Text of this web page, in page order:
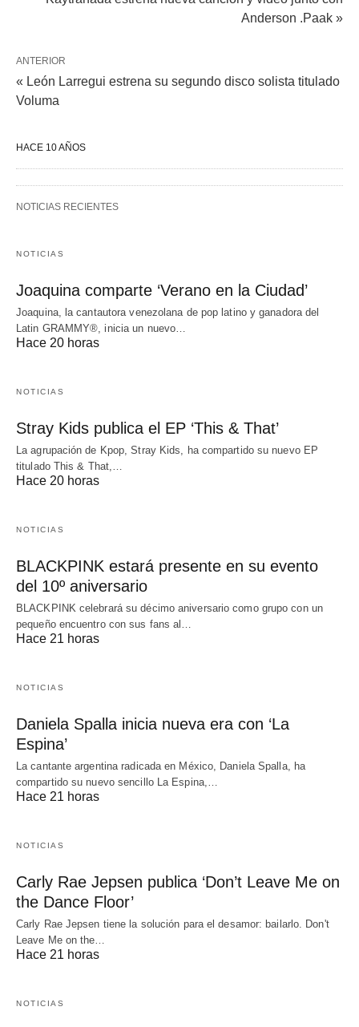
Anderson .Paak »
ANTERIOR
« León Larregui estrena su segundo disco solista titulado
Voluma
HACE 10 AÑOS
NOTICIAS RECIENTES
NOTICIAS
Joaquina comparte ‘Verano en la Ciudad’
Joaquina, la cantautora venezolana de pop latino y ganadora del
Latin GRAMMY®, inicia un nuevo…
Hace 20 horas
NOTICIAS
Stray Kids publica el EP ‘This & That’
La agrupación de Kpop, Stray Kids, ha compartido su nuevo EP
titulado This & That,…
Hace 20 horas
NOTICIAS
BLACKPINK estará presente en su evento
del 10º aniversario
BLACKPINK celebrará su décimo aniversario como grupo con un
pequeño encuentro con sus fans al…
Hace 21 horas
NOTICIAS
Daniela Spalla inicia nueva era con ‘La
Espina’
La cantante argentina radicada en México, Daniela Spalla, ha
compartido su nuevo sencillo La Espina,…
Hace 21 horas
NOTICIAS
Carly Rae Jepsen publica ‘Don’t Leave Me on
the Dance Floor’
Carly Rae Jepsen tiene la solución para el desamor: bailarlo. Don't
Leave Me on the…
Hace 21 horas
NOTICIAS